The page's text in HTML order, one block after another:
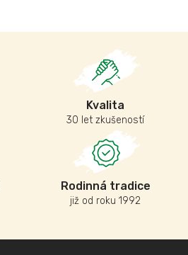
Kvalita
30 let zkušeností
Rodinná tradice
již od roku 1992